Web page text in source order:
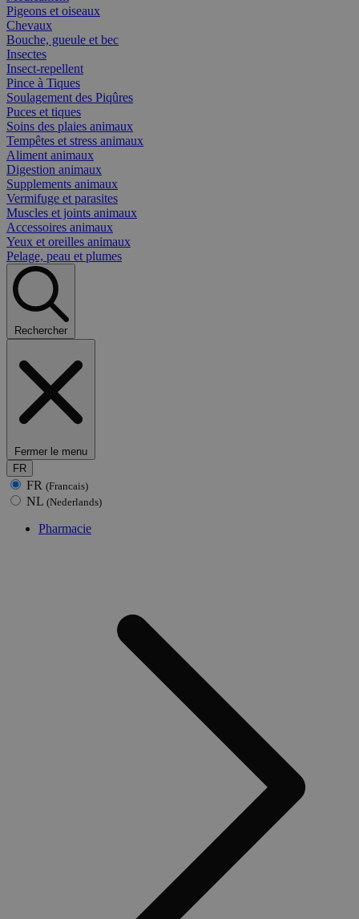
Pigeons et oiseaux
Chevaux
Bouche, gueule et bec
Insectes
Insect-repellent
Pince à Tiques
Soulagement des Piqûres
Puces et tiques
Soins des plaies animaux
Tempêtes et stress animaux
Aliment animaux
Digestion animaux
Supplements animaux
Vermifuge et parasites
Muscles et joints animaux
Accessoires animaux
Yeux et oreilles animaux
Pelage, peau et plumes
Rechercher
Fermer le menu
FR
FR (Francais)
NL (Nederlands)
Pharmacie